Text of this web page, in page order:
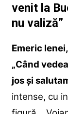
venit la
nu valiză”
Emeric
„Când
jos şi
intense, cu